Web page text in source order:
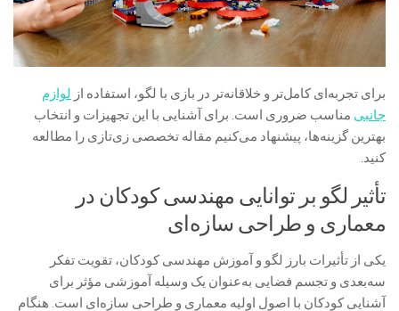
برای تجربه‌ای کامل‌تر و خلاقانه‌تر در بازی با لگو، استفاده از لوازم
جانبی مناسب ضروری است. برای آشنایی با این تجهیزات و انتخاب
بهترین گزینه‌ها، پیشنهاد می‌کنیم مقاله تخصصی زی‌تازی را مطالعه
کنید.
تأثیر لگو بر توانایی مهندسی کودکان در
معماری و طراحی سازه‌ای
یکی از تأثیرات بارز لگو و آموزش مهندسی کودکان، تقویت تفکر
سه‌بعدی و تجسم فضایی به‌عنوان یک وسیله آموزشی مؤثر برای
آشنایی کودکان با اصول اولیه معماری و طراحی سازه‌ای است. هنگام